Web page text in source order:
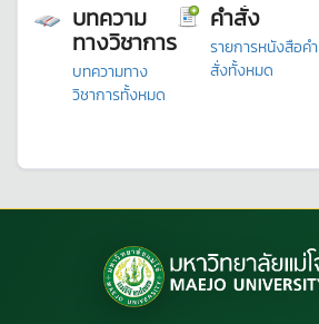
บทความ
ทางวิชาการ
บทความทาง
วิชาการทั้งหมด
คำสั่ง
รายการหนังสือคำ
สั่งทั้งหมด